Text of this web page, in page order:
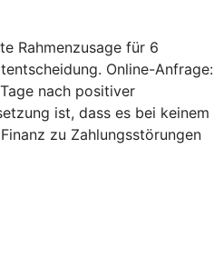
Rahmenzusage für 6
Online-Anfrage:
nach positiver
ist, dass es bei keinem
zu Zahlungsstörungen